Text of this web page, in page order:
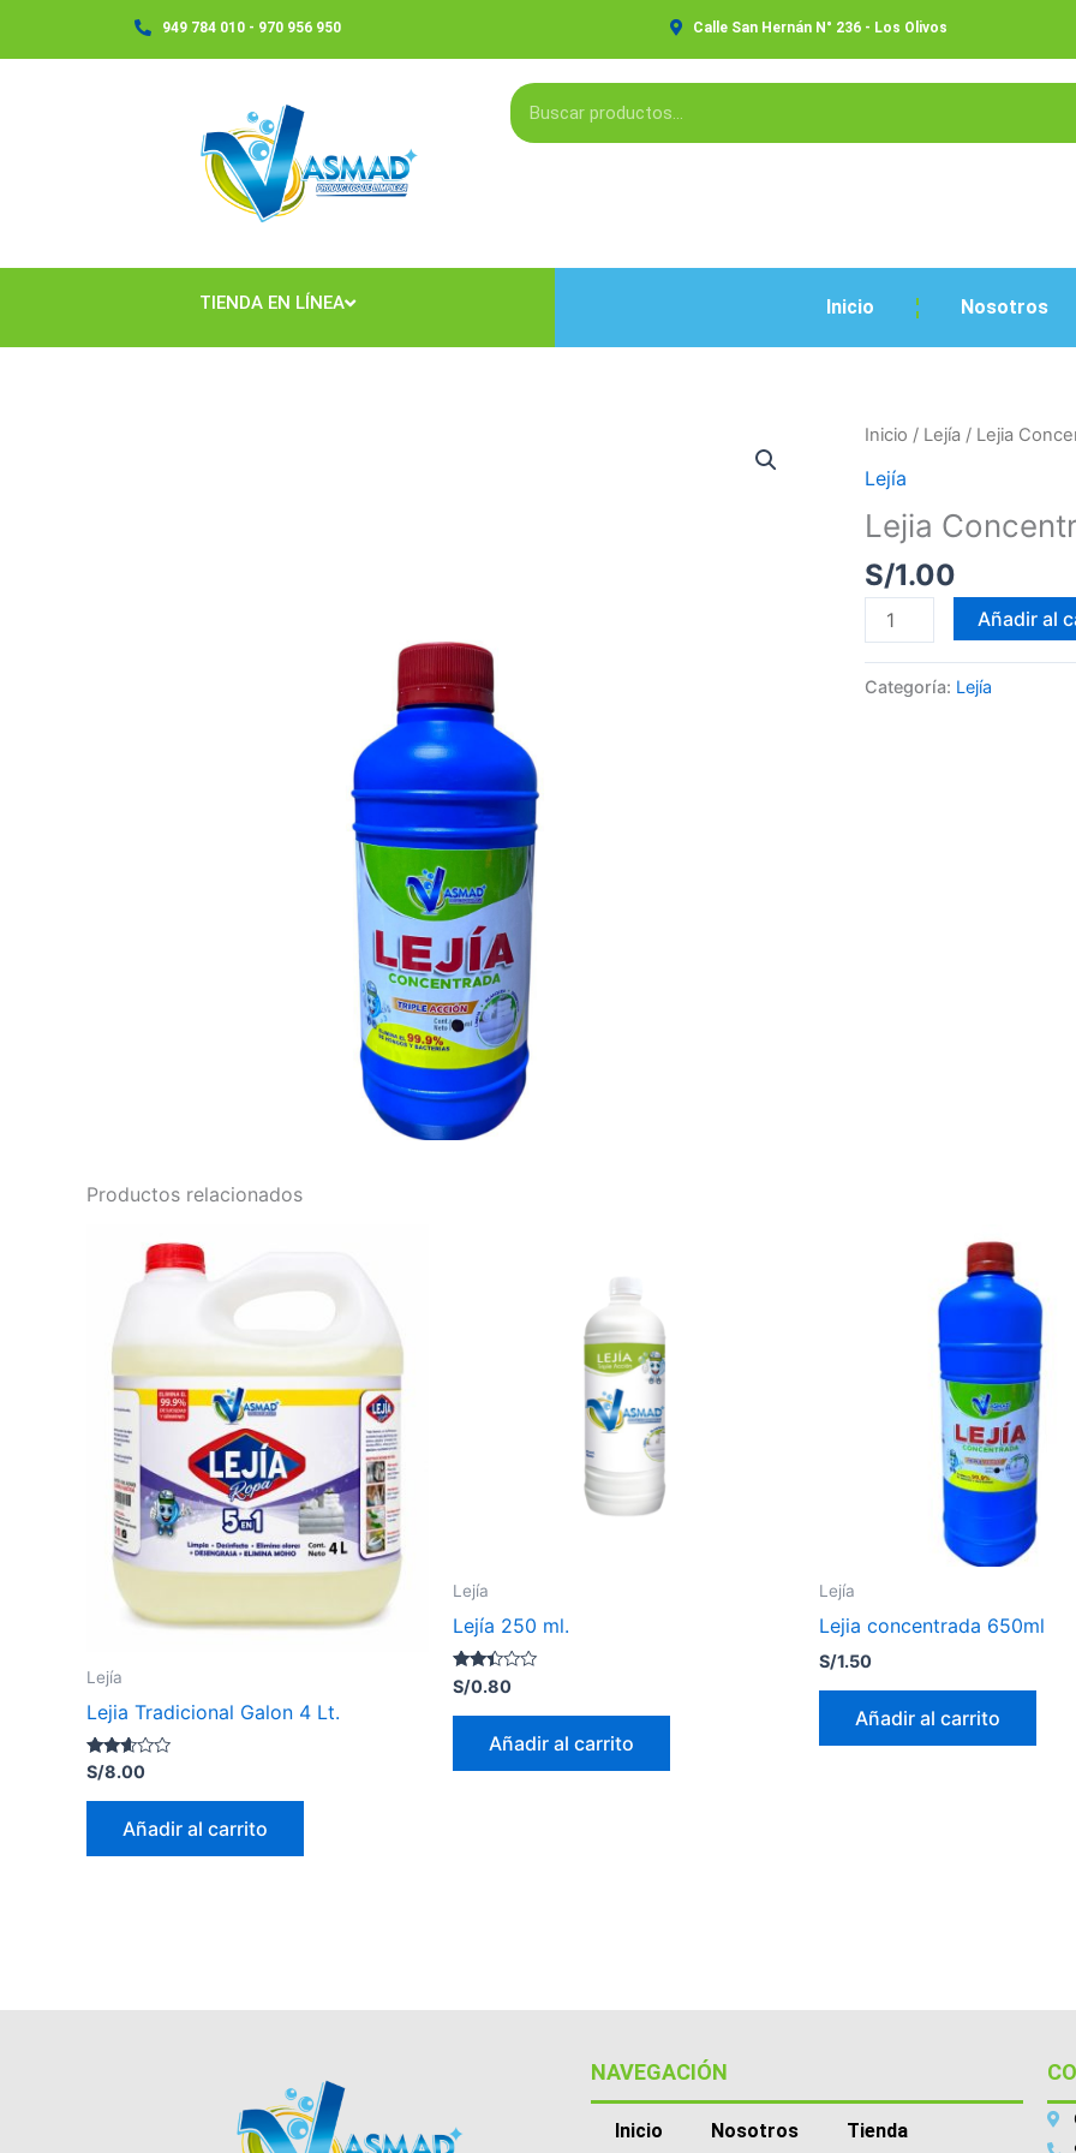
949 784 010 - 970 956 950 Calle San Hernán N° 236 - Los Olivos
TIENDA EN LÍNEA Inicio Nosotros
Inicio / Lejía / Lejia
Lejía
Lejia
S/1.00
Lejia
Concentrada
330ml
cantidad
Añadir al
Categoría: Lejía
Productos relacionados
Lejía
Lejia Tradicional Galon 4 Lt.
Valorado
con
2.50
S/8.00
Añadir al carrito
Lejía
Lejía 250 ml.
Valorado
con
2.27
S/0.80
Añadir al carrito
Lejía
Lejia concentrada 650ml
S/1.50
Añadir al carrito
NAVEGACIÓN
Inicio Nosotros Tienda